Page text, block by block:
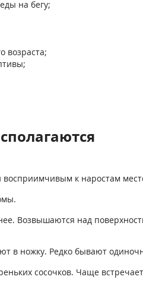
на бегу;
возраста;
к наростам
Возвышаются над
в ножку. Редко бывают
сосочков. Чаще